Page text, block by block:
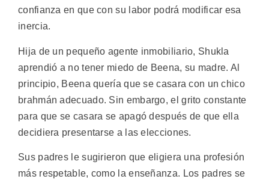
confianza en que con su labor podrá modificar esa
inercia.
Hija de un pequeño agente inmobiliario, Shukla
aprendió a no tener miedo de Beena, su madre. Al
principio, Beena quería que se casara con un chico
brahmán adecuado. Sin embargo, el grito constante
para que se casara se apagó después de que ella
decidiera presentarse a las elecciones.
Sus padres le sugirieron que eligiera una profesión
más respetable, como la enseñanza. Los padres se